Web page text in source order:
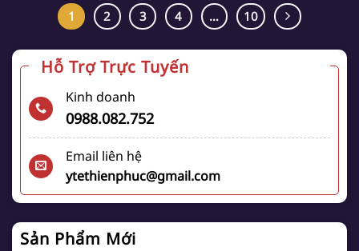
Hỗ Trợ Trực Tuyến
Kinh doanh
0988.082.752
Email liên hệ
ytethienphuc@gmail.com
Sản Phẩm Mới
1 2 3 4 … 10